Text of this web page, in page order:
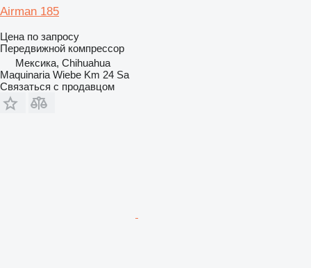
Airman 185
Цена по запросу
Передвижной компрессор
Мексика, Chihuahua
Maquinaria Wiebe Km 24 Sa
Связаться с продавцом